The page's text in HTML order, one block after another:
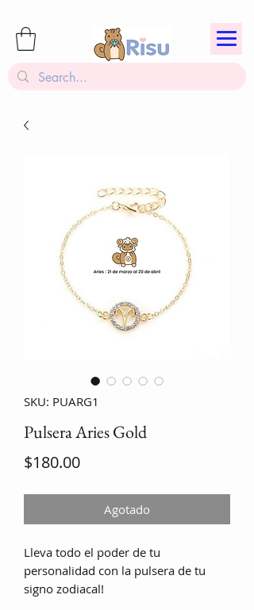
SKU: PUARG1
Pulsera Aries Gold
$180.00Precio
Agotado
Lleva todo el poder de tu
personalidad con la pulsera de tu
signo zodiacal!